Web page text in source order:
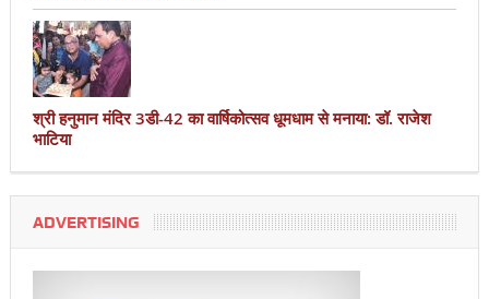
श्री हनुमान मंदिर 3डी-42 का वार्षिकोत्सव धूमधाम से मनाया: डॉ. राजेश
भाटिया
ADVERTISING